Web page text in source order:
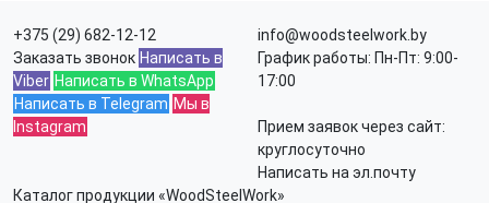
+375 (29) 682-12-12
Заказать звонок Написать в
Viber Написать в WhatsApp
Написать в Telegram Мы в
Instagram
info@woodsteelwork.by
График работы: Пн-Пт: 9:00-
17:00
Прием заявок через сайт:
круглосуточно
Написать на эл.почту
Каталог продукции «WoodSteelWork»